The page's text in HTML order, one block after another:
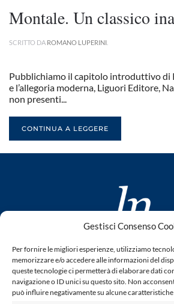
Gestisci Consenso
Per fornire le migliori esperienze, utilizziamo
memorizzare e/o accedere alle informazioni del
queste tecnologie ci permetterà di elaborare dati
navigazione o ID unici su questo sito. Non
può influire negativamente su alcune
Montale. Un classico
SCRITTO DA ROMANO LUPERINI
Pubblichiamo il capitolo introduttivo di
e l’allegoria moderna, Liguori Editore,
non presenti...
CONTINUA A LEGGERE
fondato da Romano
Questo blog non rappresenta una
quanto viene aggiornato senza alcuna